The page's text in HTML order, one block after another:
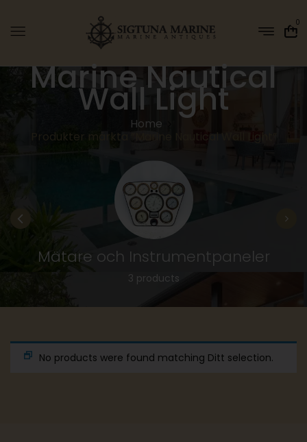
0
Marine Nautical
Wall Light
Home
Produkter märkta ”Marine Nautical Wall Light”
Mätare och Instrumentpaneler
3 products
No products were found matching Ditt selection.